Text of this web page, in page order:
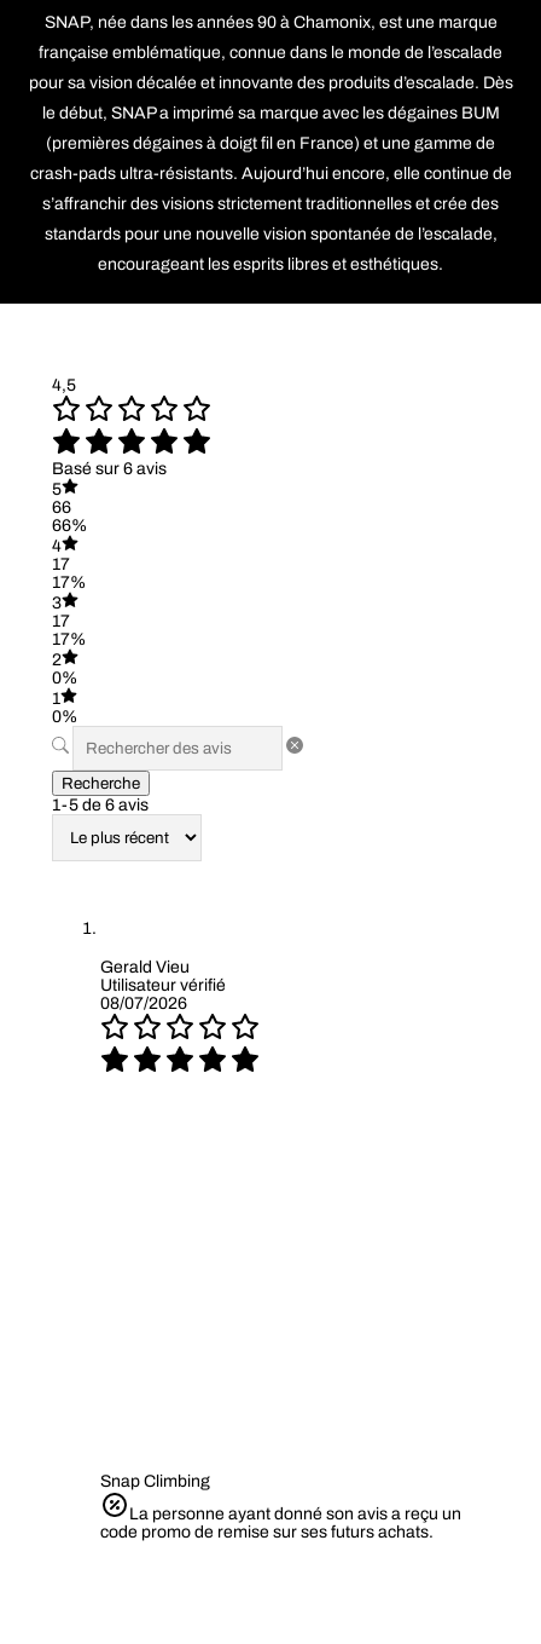
SNAP, née dans les années 90 à Chamonix, est une marque
française emblématique, connue dans le monde de l’escalade
pour sa vision décalée et innovante des produits d’escalade. Dès
le début, SNAP a imprimé sa marque avec les dégaines BUM
(premières dégaines à doigt fil en France) et une gamme de
crash-pads ultra-résistants. Aujourd’hui encore, elle continue de
s’affranchir des visions strictement traditionnelles et crée des
standards pour une nouvelle vision spontanée de l’escalade,
encourageant les esprits libres et esthétiques.
4,5
Basé sur 6 avis
5
66
66%
4
17
17%
3
17
17%
2
0%
1
0%
Recherche
1-5 de 6 avis
Gerald Vieu
Utilisateur vérifié
08/07/2026
Snap Climbing
La personne ayant donné son avis a reçu un
code promo de remise sur ses futurs achats.